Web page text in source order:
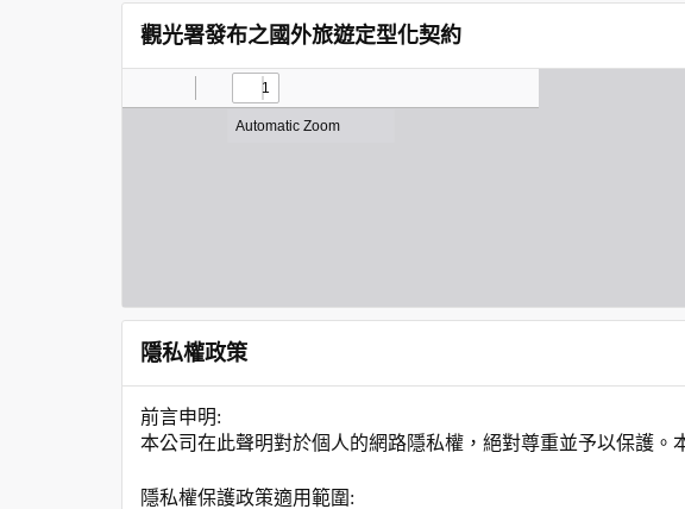
觀光署發布之國外旅遊定型化契約
隱私權政策
前言申明:
本公司在此聲明對於個人的網路隱私權，絕對尊重並予以保護
隱私權保護政策適用範圍: